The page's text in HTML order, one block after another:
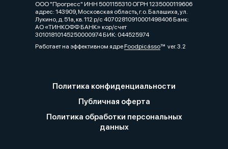
ООО "Прогресс" ИНН 5001155310 ОГРН 1235000119606
адрес: 143909, Московская область, г.о. Балашиха, ул.
Лукино, д. 51а, кв. 112 р/с 40702810910001498406 Банк:
АО «ТИНКОФФ БАНК» кор/счет
30101810145250000974 БИК: 044525974
Работает на эффективном ядреFoodpicássover. 3.2
Политика конфиденциальности
Публичная оферта
Политика обработки персональных
данных